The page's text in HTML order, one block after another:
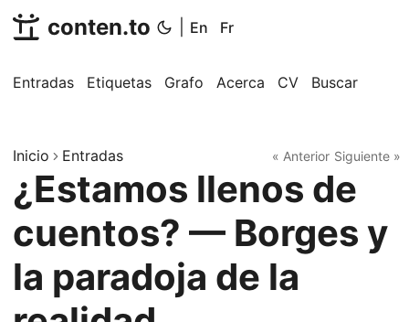
conten.to En Fr
Entradas Etiquetas Grafo Acerca CV Buscar
Inicio Entradas « Anterior Siguiente »
¿Estamos llenos de
cuentos? — Borges y
la paradoja de la